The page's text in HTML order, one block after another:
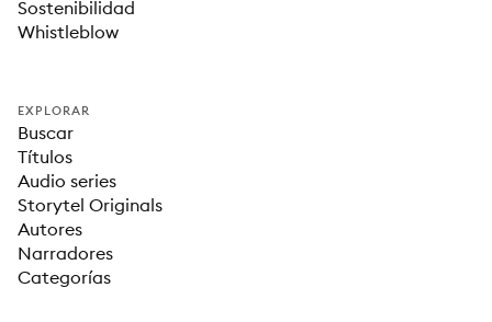
Sostenibilidad
Whistleblow
EXPLORAR
Buscar
Títulos
Audio series
Storytel Originals
Autores
Narradores
Categorías